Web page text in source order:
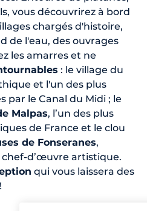
vous découvrirez à bord
chargés d'histoire,
de l'eau, des ouvrages
les amarres et ne
: le village du
et l'un des plus
par le Canal du Midi ; le
Malpas, l’un des plus
de France et le clou
de Fonseranes,
d’œuvre artistique.
qui vous laissera des